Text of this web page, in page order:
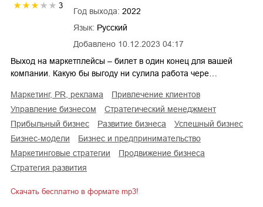
3
Добавлено 10.12.2023 04:17
Год выхода: 2022
Язык: Русский
Выход на маркетплейсы – билет в один конец для вашей
компании. Какую бы выгоду ни сулила работа чере…
маркетинг, PR, реклама
привлечение клиентов
управление бизнесом
стратегический менеджмент
прибыльный бизнес
развитие бизнеса
успешный бизнес
бизнес-модели
бизнес и предпринимательство
маркетинговые стратегии
продвижение бизнеса
стратегия развития
Скачать бесплатно в формате mp3!